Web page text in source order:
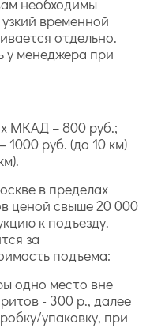
необходимы
временной
отдельно.
у менеджера при
МКАД – 800 руб.;
руб. (до 10 км)
в пределах
ценой свыше 20 000
к подъезду.
за
подъема:
одно место вне
- 300 р., далее
упаковку, при